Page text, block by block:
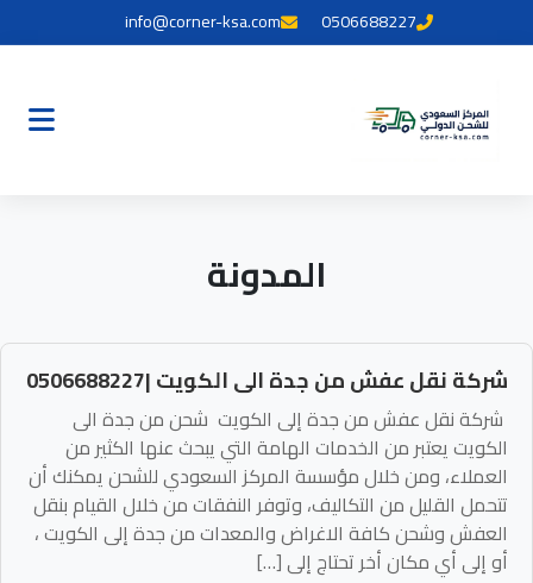
0506688227
info@corner-ksa.com
المدونة
شركة نقل عفش من جدة الى الكويت |0506688227
شركة نقل عفش من جدة إلى الكويت شحن من جدة الى
الكويت يعتبر من الخدمات الهامة التي يبحث عنها الكثير من
العملاء، ومن خلال مؤسسة المركز السعودي للشحن يمكنك أن
تتحمل القليل من التكاليف، وتوفر النفقات من خلال القيام بنقل
العفش وشحن كافة الاغراض والمعدات من جدة إلى الكويت ،
أو إلى أي مكان أخر تحتاج إلى […]